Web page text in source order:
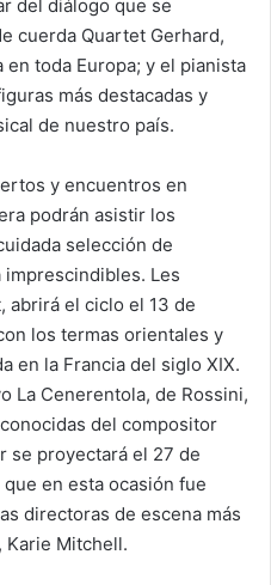
del diálogo que se
cuerda Quartet Gerhard,
toda Europa; y el pianista
más destacadas y
de nuestro país.
y encuentros en
podrán asistir los
selección de
Les
abrirá el ciclo el 13 de
los termas orientales y
en la Francia del siglo XIX.
La Cenerentola, de Rossini,
del compositor
se proyectará el 27 de
en esta ocasión fue
directoras de escena más
Karie Mitchell.